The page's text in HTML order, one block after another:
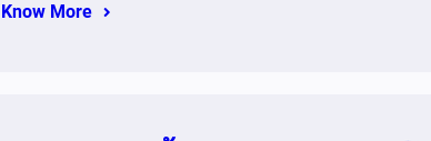
Know More